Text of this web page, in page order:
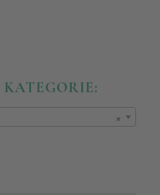
KATEGORIE:
×